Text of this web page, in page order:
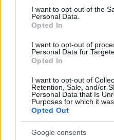
consent section.
I want to opt-out of the
Personal Data.
Opted In
I want to opt-out of
Personal Data for
Opted In
I want to opt-out of
Retention, Sale, and/or
Personal Data that Is
Purposes for which it
Opted Out
Google consents
Országos hírek
A lakosságra is fontos
elkerülésében
Folytatódik a szúnyogírtás
tigrisszúnyog a vízhiány
Országos hírek
Túlfogyasztás napja - július
emberiség a Föld egész
Ma van idén a túlfogyasztás